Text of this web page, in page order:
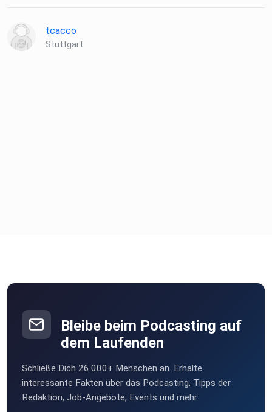
tcacco
Stuttgart
Bleibe beim Podcasting auf
dem Laufenden
Schließe Dich 26.000+ Menschen an. Erhalte
interessante Fakten über das Podcasting, Tipps der
Redaktion, Job-Angebote, Events und mehr.